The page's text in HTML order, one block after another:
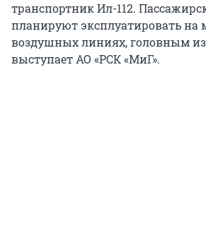
транспортник Ил-112.
планируют эксплуатировать на
воздушных линиях, головным
выступает АО «РСК «МиГ».